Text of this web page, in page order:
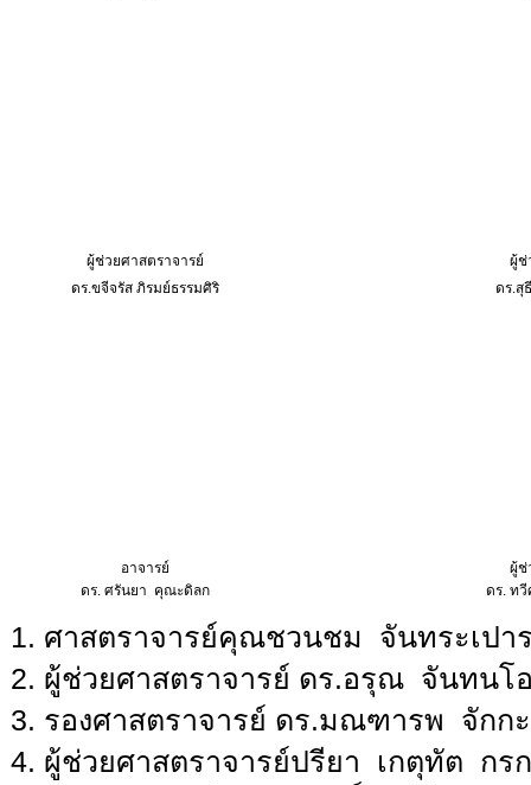
ผู้ช่วยศาสตราจารย์
ดร.ขจีจรัส ภิรมย์ธรรมศิริ
ผู้ช่
ดร.สุ
อาจารย์
ดร. ศรันยา คุณะดิลก
ผู้ช่
ดร. ทวี
1. ศาสตราจารย์คุณชวนชม จันทระเปา
2. ผู้ช่วยศาสตราจารย์ ดร.อรุณ จันทนโ
3. รองศาสตราจารย์ ดร.มณฑารพ จักก
4. ผู้ช่วยศาสตราจารย์ปรียา เกตุทัต กร